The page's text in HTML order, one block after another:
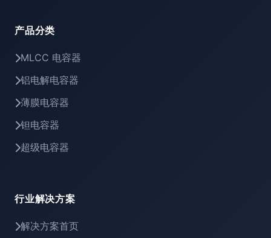
产品分类
MLCC 电容器
铝电解电容器
薄膜电容器
钽电容器
超级电容器
行业解决方案
解决方案首页